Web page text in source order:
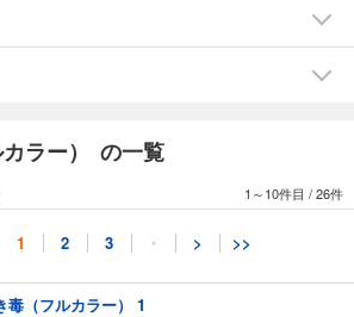
ラー） の一覧
1～10件目 /26件
1 2 3 ・ > >>
毒（フルカラー） 1